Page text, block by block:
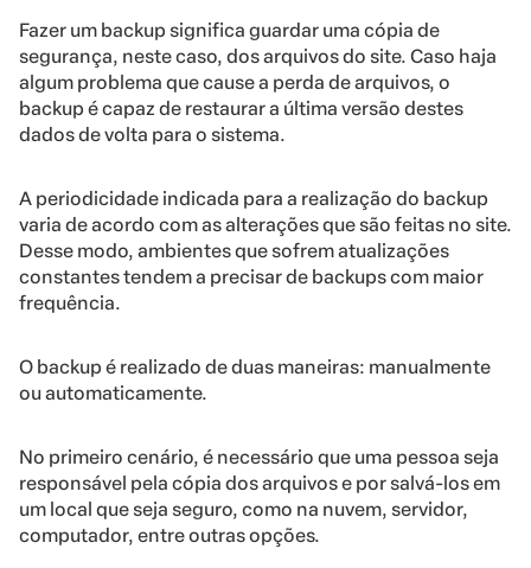
Fazer um backup significa guardar uma cópia de
segurança, neste caso, dos arquivos do site. Caso haja
algum problema que cause a perda de arquivos, o
backup é capaz de restaurar a última versão destes
dados de volta para o sistema.
A periodicidade indicada para a realização do backup
varia de acordo com as alterações que são feitas no site.
Desse modo, ambientes que sofrem atualizações
constantes tendem a precisar de backups com maior
frequência.
O backup é realizado de duas maneiras: manualmente
ou automaticamente.
No primeiro cenário, é necessário que uma pessoa seja
responsável pela cópia dos arquivos e por salvá-los em
um local que seja seguro, como na nuvem, servidor,
computador, entre outras opções.